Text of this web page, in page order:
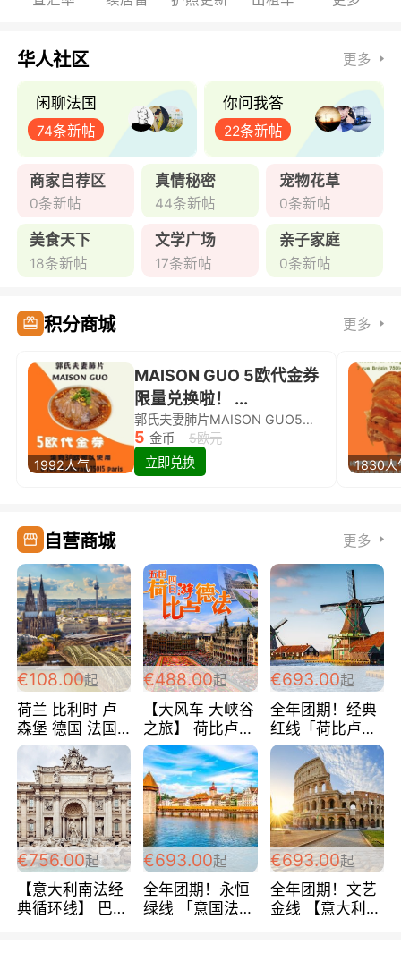
华人社区 更多
闲聊法国
74条新帖
你问我答
22条新帖
商家自荐区
0条新帖
真情秘密
44条新帖
宠物花草
0条新帖
美食天下
18条新帖
文学广场
17条新帖
亲子家庭
0条新帖
积分商城 更多
1992人气
MAISON GUO 5欧代金券
限量兑换啦！ ...
郭氏夫妻肺片MAISON GUO5欧代金券限量兑换啦！
5 金币
5欧元
立即兑换
1830人
自营商城 更多
€108.00起
荷兰 比利时 卢
森堡 德国 法国
超爽玩遍西欧 循
环线 全程四星宾
馆 108欧/人/天
€488.00起
【大风车 大峡谷
之旅】 荷比卢德
法 巴黎上下 经
典五国四日游
488欧/人
€693.00起
全年团期！经典
红线「荷比卢德
法」七天循环 五
国 仅售99欧/人/
天！巴黎上下！
包拼房~
€756.00起
【意大利南法经
典循环线】 巴黎
€693.00起
全年团期！永恒
绿线 「意国法
€693.00起
全年团期！文艺
金线 【意大利一